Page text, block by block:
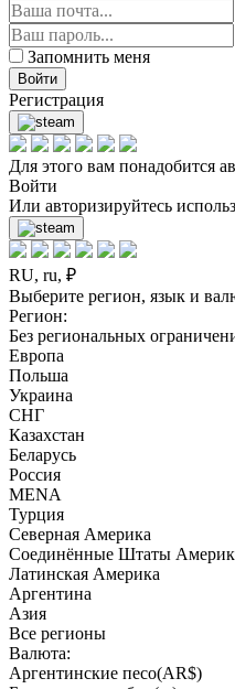
Запомнить меня
Войти
Регистрация
Для этого вам понадобится
Войти
Или авторизируйтесь
RU, ru, ₽
Выберите регион, язык и
Регион:
Без региональных
Европа
Польша
Украина
СНГ
Казахстан
Беларусь
Россия
MENA
Турция
Северная Америка
Соединённые Штаты
Латинская Америка
Аргентина
Азия
Все регионы
Валюта:
Аргентинские песо(AR$)